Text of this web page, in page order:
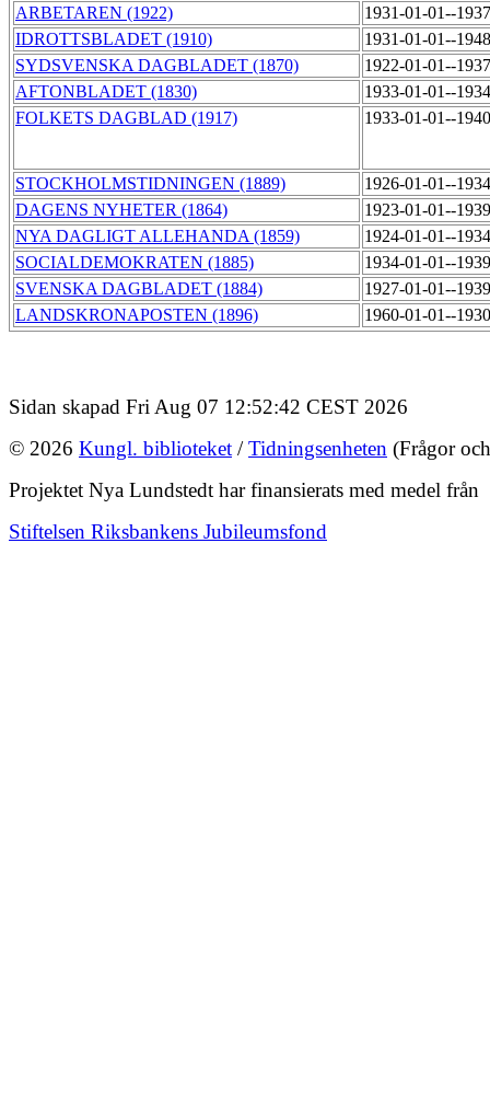
ARBETAREN (1922)
1931-01-01--
IDROTTSBLADET (1910)
1931-01-01--
SYDSVENSKA DAGBLADET (1870)
1922-01-01--
AFTONBLADET (1830)
1933-01-01--
FOLKETS DAGBLAD (1917)
1933-01-01--
STOCKHOLMSTIDNINGEN (1889)
1926-01-01--
DAGENS NYHETER (1864)
1923-01-01--
NYA DAGLIGT ALLEHANDA (1859)
1924-01-01--
SOCIALDEMOKRATEN (1885)
1934-01-01--
SVENSKA DAGBLADET (1884)
1927-01-01--
LANDSKRONAPOSTEN (1896)
1960-01-01--
Sidan skapad Fri Aug 07 12:52:42 CEST 2026
© 2026 Kungl. biblioteket /Tidningsenheten (Frågor
Projektet Nya Lundstedt har finansierats med medel från
Stiftelsen Riksbankens Jubileumsfond